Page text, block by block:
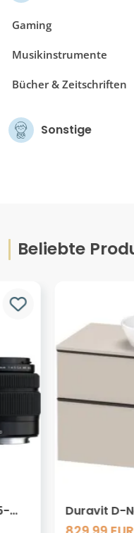
Gaming
Musikinstrumente
Bücher & Zeitschriften
Sonstige
Beliebte
Duravit D-Neo